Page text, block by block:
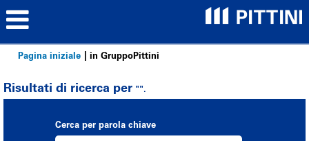
Pagina iniziale in GruppoPittini
Risultati di ricerca per "".
Cerca per parola chiave